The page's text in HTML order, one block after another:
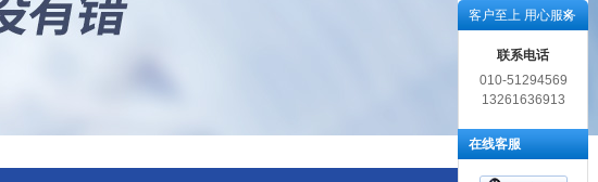
客户至上 用心服务
联系电话
010-51294569
13261636913
在线客服